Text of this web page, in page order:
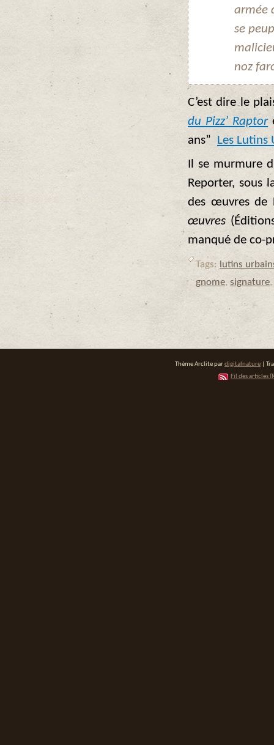
armée
se
noz
C’est dire le
du Pizz’ Raptor
ans”
Les Lutins
Il se murmure
Reporter, sous
des œuvres
œuvres
manqué de co-
Tags:
lutins
gnome, signature,
Thème Arclite pardigitalnature |
Fil des articles